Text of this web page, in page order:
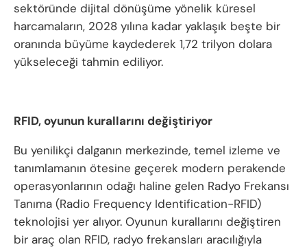
sektöründe dijital dönüşüme yönelik küresel
harcamaların, 2028 yılına kadar yaklaşık beşte bir
oranında büyüme kaydederek 1,72 trilyon dolara
yükseleceği tahmin ediliyor.
RFID, oyunun kurallarını değiştiriyor
Bu yenilikçi dalganın merkezinde, temel izleme ve
tanımlamanın ötesine geçerek modern perakende
operasyonlarının odağı haline gelen Radyo Frekansı
Tanıma (Radio Frequency Identification-RFID)
teknolojisi yer alıyor. Oyunun kurallarını değiştiren
bir araç olan RFID, radyo frekansları aracılığıyla